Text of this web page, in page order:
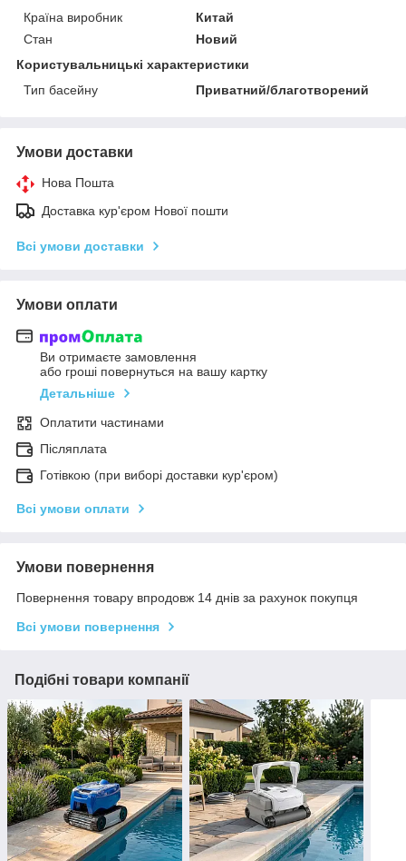
Країна виробник
Китай
Стан
Новий
Користувальницькі характеристики
Тип басейну
Приватний/благотворений
Умови доставки
Нова Пошта
Доставка кур'єром Нової пошти
Всі умови доставки
Умови оплати
Ви отримаєте замовлення
або гроші повернуться на вашу картку
Детальніше
Оплатити частинами
Післяплата
Готівкою (при виборі доставки кур'єром)
Всі умови оплати
Умови повернення
Повернення товару впродовж 14 днів за рахунок покупця
Всі умови повернення
Подібні товари компанії